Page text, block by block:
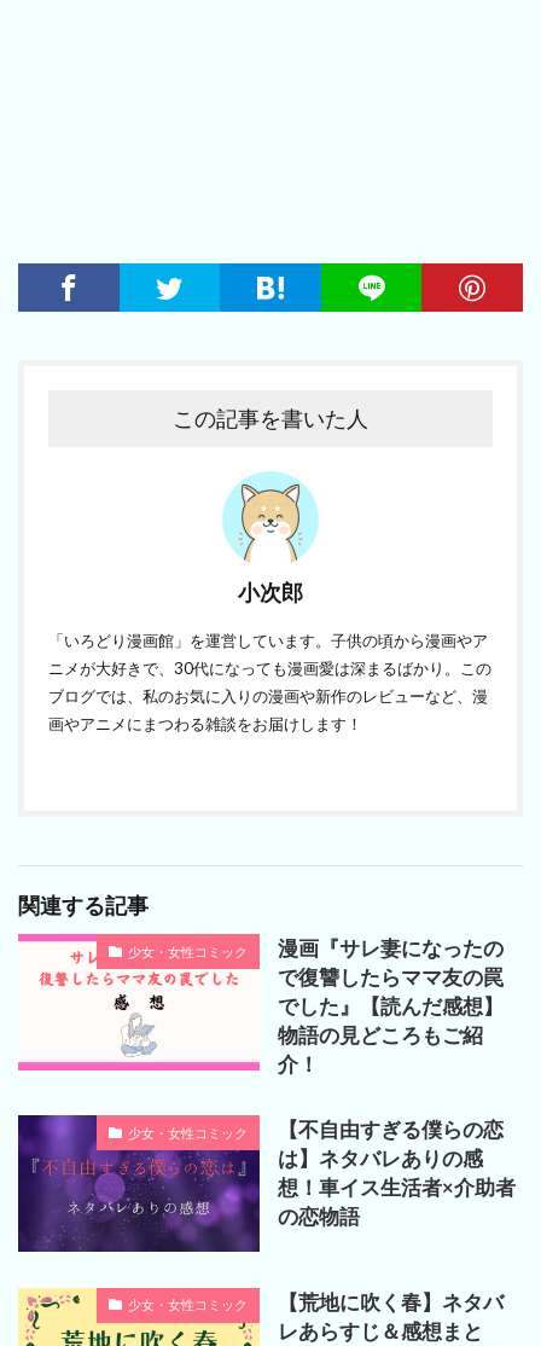
この記事を書いた人
小次郎
「いろどり漫画館」を運営しています。子供の頃から漫画やア
ニメが大好きで、30代になっても漫画愛は深まるばかり。この
ブログでは、私のお気に入りの漫画や新作のレビューなど、漫
画やアニメにまつわる雑談をお届けします！
関連する記事
少女・女性コミック
漫画『サレ妻になったの
で復讐したらママ友の罠
でした』【読んだ感想】
物語の見どころもご紹
介！
少女・女性コミック
【不自由すぎる僕らの恋
は】ネタバレありの感
想！車イス生活者×介助者
の恋物語
少女・女性コミック
【荒地に吹く春】ネタバ
レあらすじ＆感想まと